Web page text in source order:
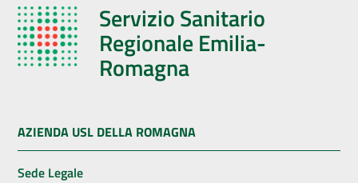
Servizio Sanitario
Regionale Emilia-
Romagna
AZIENDA USL DELLA ROMAGNA
Sede Legale